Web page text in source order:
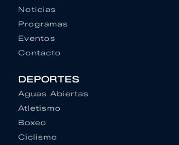
Noticias
Programas
Eventos
Contacto
DEPORTES
Aguas Abiertas
Atletismo
Boxeo
Ciclismo